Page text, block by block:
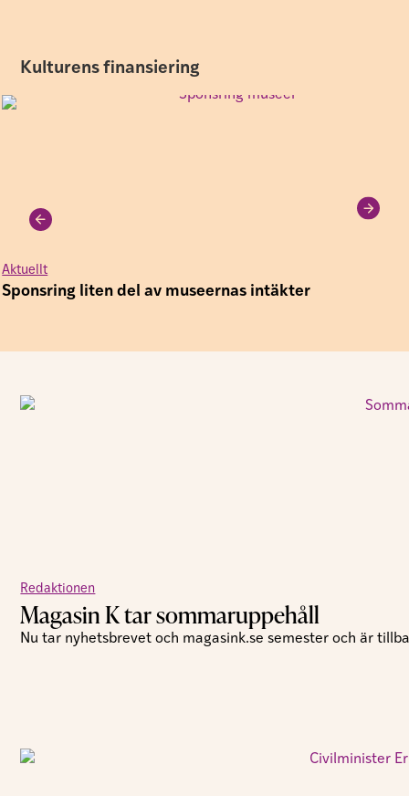
Kulturens finansiering
Aktuellt
Sponsring liten del av museernas intäkter
Redaktionen
Magasin K tar sommaruppehåll
Nu tar nyhetsbrevet och magasink.se semester och är